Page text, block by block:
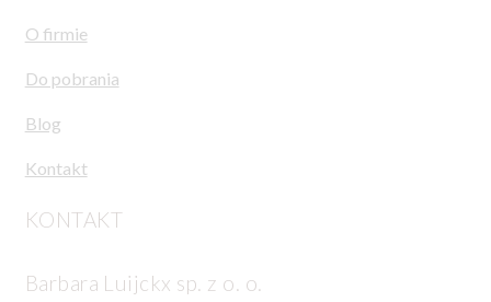
O firmie
Do pobrania
Blog
Kontakt
KONTAKT
Barbara Luijckx sp. z o. o.